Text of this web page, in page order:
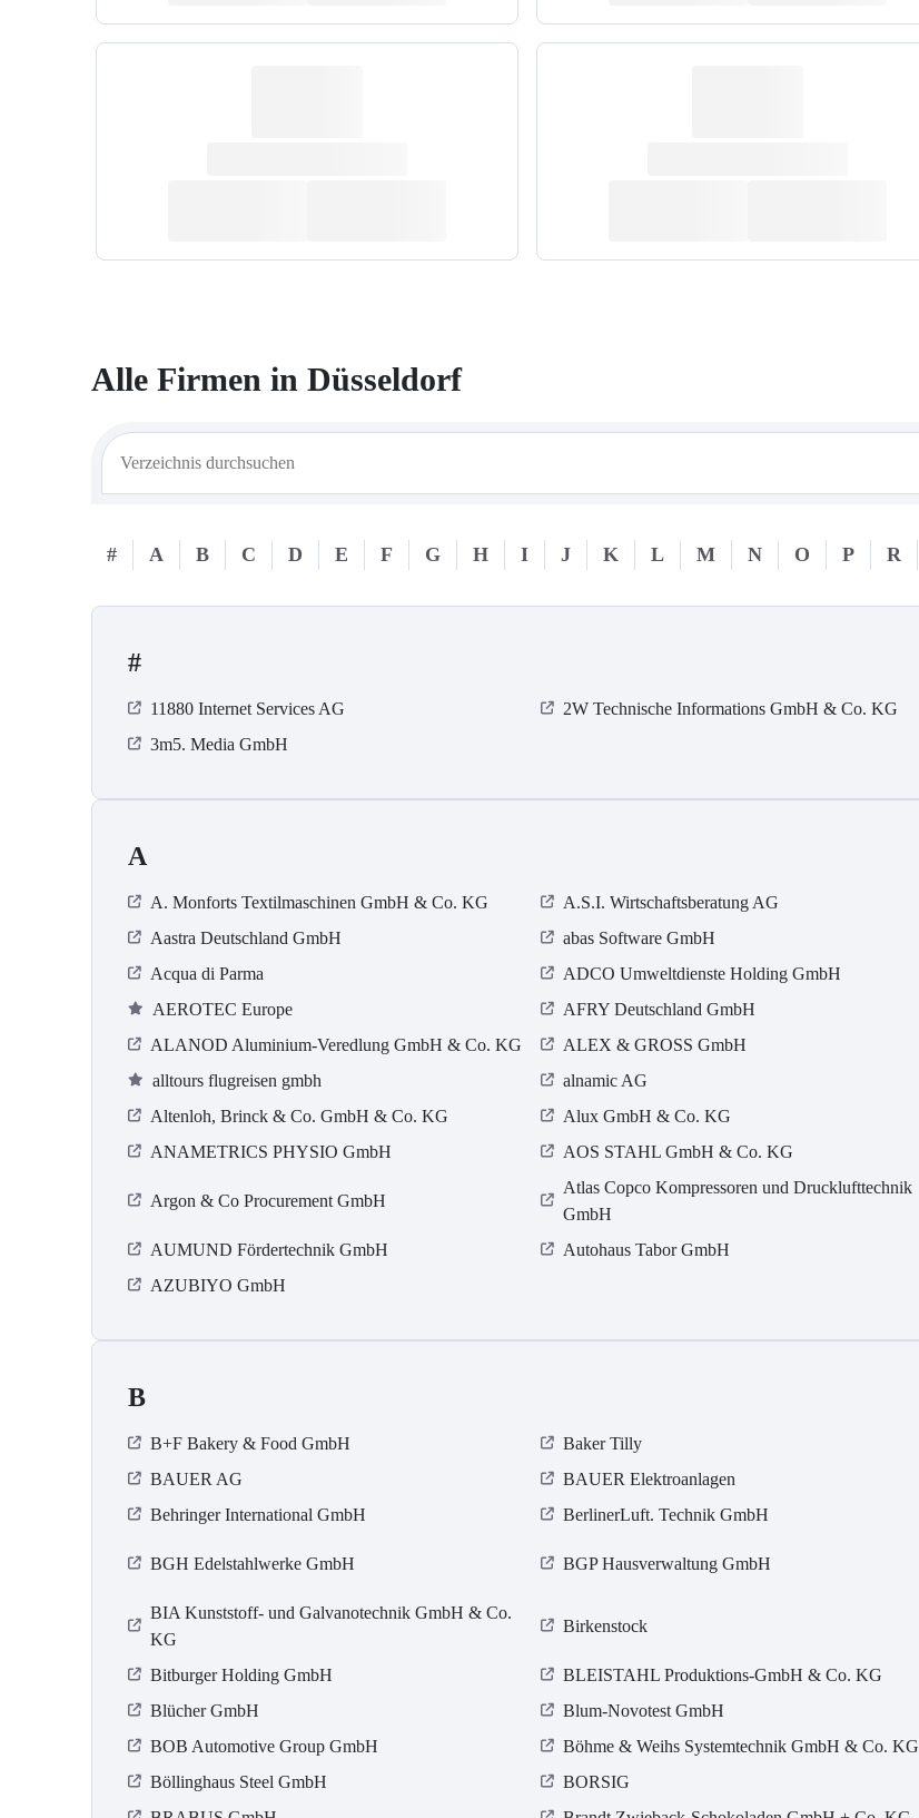
Alle Firmen in Düsseldorf
# A B C D E F G H I J K L M N O P R
#
11880 Internet Services AG 2W Technische Informations GmbH & Co. KG
3m5. Media GmbH
A
A. Monforts Textilmaschinen GmbH & Co. KG A.S.I. Wirtschaftsberatung AG
Aastra Deutschland GmbH
abas Software GmbH
Acqua di Parma
ADCO Umweltdienste Holding GmbH
AEROTEC Europe
AFRY Deutschland GmbH
ALANOD Aluminium-Veredlung GmbH & Co. KG
ALEX & GROSS GmbH
alltours flugreisen gmbh
alnamic AG
Altenloh, Brinck & Co. GmbH & Co. KG
Alux GmbH & Co. KG
ANAMETRICS PHYSIO GmbH
AOS STAHL GmbH & Co. KG
Argon & Co Procurement GmbH
Atlas Copco Kompressoren und Drucklufttechnik
GmbH
AUMUND Fördertechnik GmbH Autohaus Tabor GmbH
AZUBIYO GmbH
B
B+F Bakery & Food GmbH Baker Tilly
BAUER AG
BAUER Elektroanlagen
Behringer International GmbH
BerlinerLuft. Technik GmbH
BGH Edelstahlwerke GmbH BGP Hausverwaltung GmbH
BIA Kunststoff- und Galvanotechnik GmbH & Co.
KG
Birkenstock
Bitburger Holding GmbH BLEISTAHL Produktions-GmbH & Co. KG
Blücher GmbH
Blum-Novotest GmbH
BOB Automotive Group GmbH
Böhme & Weihs Systemtechnik GmbH & Co. KG
Böllinghaus Steel GmbH
BORSIG